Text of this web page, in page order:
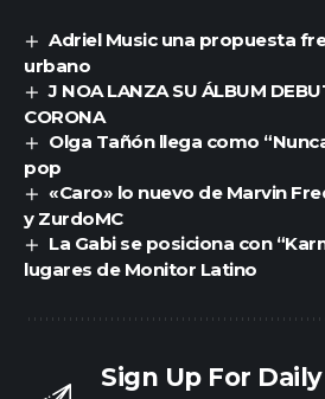
Adriel Music una propuesta
urbano
J NOA LANZA SU ÁLBUM
CORONA
Olga Tañón llega como
pop
«Caro» lo nuevo de Marvin
y ZurdoMC
La Gabi se posiciona con
lugares de Monitor Latino
Sign Up For